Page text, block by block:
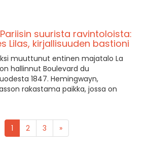
suurista ravintoloista:
Lilas, kirjallisuuden bastioni
muuttunut entinen majatalo La
hallinnut Boulevard du
1847. Hemingwayn,
rakastama paikka, jossa on
1 2 3 »